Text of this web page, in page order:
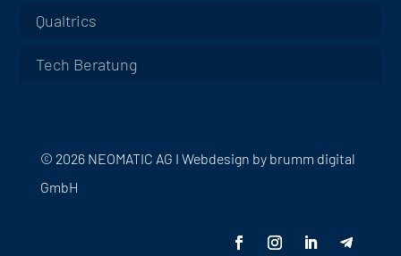
Qualtrics
Tech Beratung
© 2026 NEOMATIC AG I Webdesign by brumm digital
GmbH